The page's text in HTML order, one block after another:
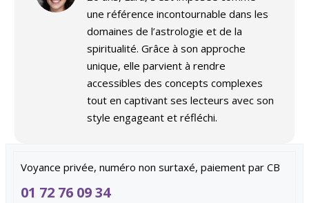
Voyance privée, numéro non surtaxé, paiement par CB
01 72 76 09 34
une référence incontournable dans les
domaines de l’astrologie et de la
spiritualité. Grâce à son approche
unique, elle parvient à rendre
accessibles des concepts complexes
tout en captivant ses lecteurs avec son
style engageant et réfléchi.